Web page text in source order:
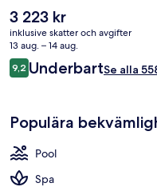
en drink. Det finns även en
snackbar/deli. Andra
personalen.
Det
nuvarande
priset
är
3 223 kr
3 223 kr
inklusive skatter och avgifter
13 aug. – 14 aug.
Recensioner
9,29,2 av 10,
UnderbartSe alla
Populära
Pool
Spa